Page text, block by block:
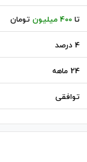
تا400 میلیون تومان
4 درصد
24 ماهه
توافقی